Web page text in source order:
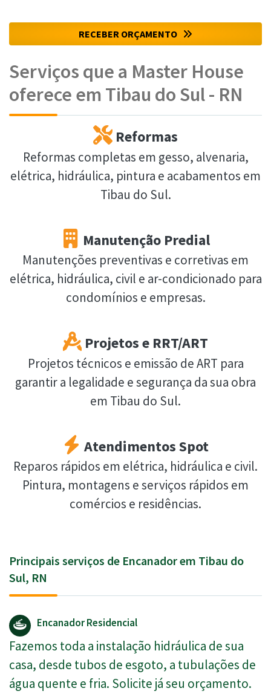
RECEBER ORÇAMENTO
Serviços que a Master House
oferece em Tibau do Sul - RN
Reformas
Reformas completas em gesso, alvenaria,
elétrica, hidráulica, pintura e acabamentos em
Tibau do Sul.
Manutenção Predial
Manutenções preventivas e corretivas em
elétrica, hidráulica, civil e ar-condicionado para
condomínios e empresas.
Projetos e RRT/ART
Projetos técnicos e emissão de ART para
garantir a legalidade e segurança da sua obra
em Tibau do Sul.
Atendimentos Spot
Reparos rápidos em elétrica, hidráulica e civil.
Pintura, montagens e serviços rápidos em
comércios e residências.
Principais serviços de Encanador em Tibau do
Sul, RN
Encanador Residencial
Fazemos toda a instalação hidráulica de sua
casa, desde tubos de esgoto, a tubulações de
água quente e fria. Solicite já seu orçamento.